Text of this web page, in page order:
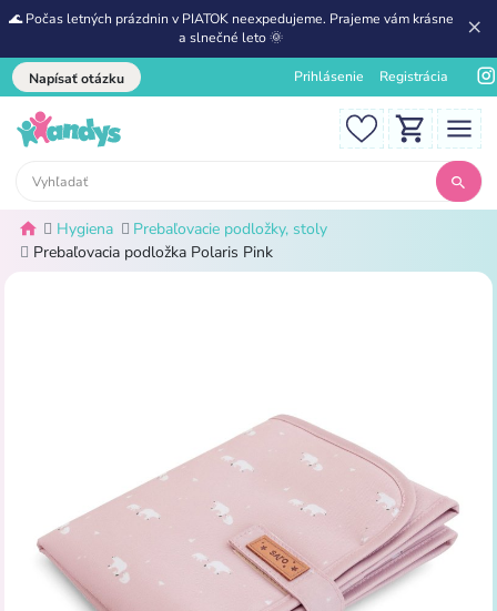
🌊 Počas letných prázdnin v PIATOK neexpedujeme. Prajeme vám krásne
a slnečné leto 🌞
Napísať otázku Prihlásenie Registrácia
Hygiena
Prebaľovacie podložky, stoly
Prebaľovacia podložka Polaris Pink